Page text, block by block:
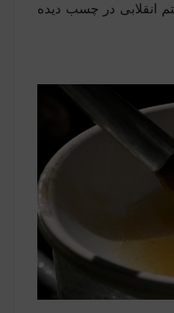
انقلابی در چسب دیده